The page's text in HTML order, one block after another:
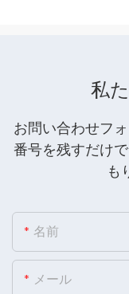
私
お問い合わせフ
番号を残すだけ
も
名前
メール